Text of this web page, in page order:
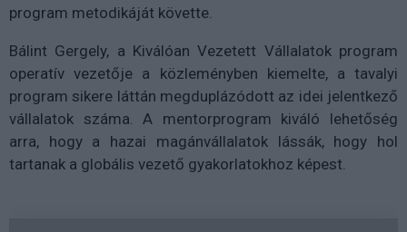
program metodikáját követte.
Bálint Gergely, a Kiválóan Vezetett Vállalatok program
operatív vezetője a közleményben kiemelte, a tavalyi
program sikere láttán megduplázódott az idei jelentkező
vállalatok száma. A mentorprogram kiváló lehetőség
arra, hogy a hazai magánvállalatok lássák, hogy hol
tartanak a globális vezető gyakorlatokhoz képest.